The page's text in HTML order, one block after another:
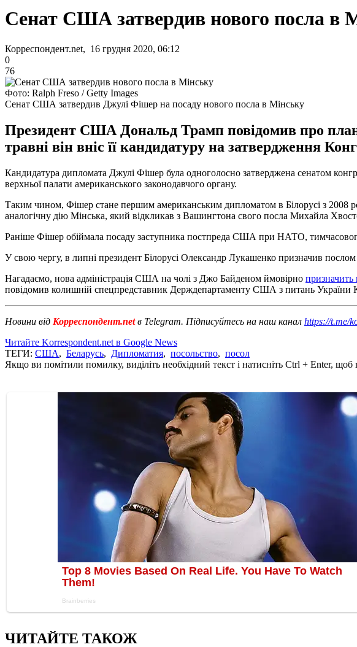
Сенат США затвердив нового посла в
Корреспондент.net, 16 грудня 2020, 06:12
0
76
Фото: Ralph Freso / Getty Images
Сенат США затвердив Джулі Фішер на посаду нового посла в Мінську
Президент США Дональд Трамп повідомив про
травні він вніс її кандидатуру на затвердження
Кандидатура дипломата Джулі Фішер була одноголосно затверджена сенатом
верхньої палати американського законодавчого органу.
Таким чином, Фішер стане першим американським дипломатом в Білорусі з 2008
аналогічну дію Мінська, який відкликав з Вашингтона свого посла Михайла
Раніше Фішер обіймала посаду заступника постпреда США при НАТО,
У свою чергу, в липні президент Білорусі Олександр Лукашенко призначив
Нагадаємо, нова адміністрація США на чолі з Джо Байденом ймовірно призначить
повідомив колишній спецпредставник Держдепартаменту США з питань України
Новини від Корреспондент.netв Telegram. Підписуйтесь на наш канал https://t.me/
Читайте Korrespondent.net в Google News
ТЕГИ: США, Беларусь, Дипломатия, посольство, посол
Якщо ви помітили помилку, виділіть необхідний текст і натисніть Ctrl + Enter,
ЧИТАЙТЕ ТАКОЖ